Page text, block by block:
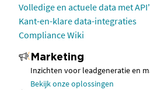
Volledige en actuele data met
Kant-en-klare data-integraties
Compliance Wiki
Marketing
Inzichten voor leadgeneratie en
Bekijk onze oplossingen